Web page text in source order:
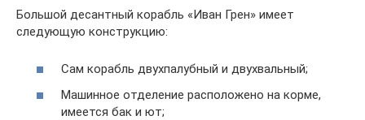
Большой десантный корабль «Иван Грен» имеет
следующую конструкцию:
Сам корабль двухпалубный и двухвальный;
Машинное отделение расположено на корме,
имеется бак и ют;